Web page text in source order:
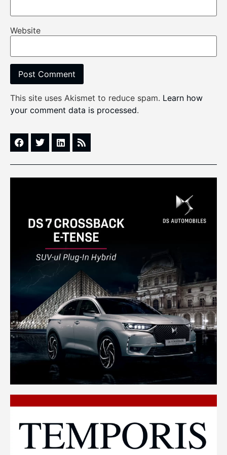
Website
This site uses Akismet to reduce spam. Learn how
your comment data is processed.